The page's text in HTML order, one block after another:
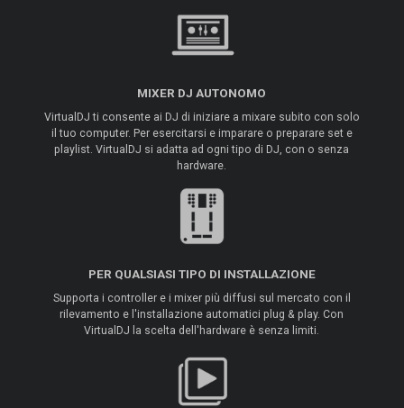
MIXER DJ AUTONOMO
VirtualDJ ti consente ai DJ di iniziare a mixare subito con solo
il tuo computer. Per esercitarsi e imparare o preparare set e
playlist. VirtualDJ si adatta ad ogni tipo di DJ, con o senza
hardware.
PER QUALSIASI TIPO DI INSTALLAZIONE
Supporta i controller e i mixer più diffusi sul mercato con il
rilevamento e l'installazione automatici plug & play. Con
VirtualDJ la scelta dell'hardware è senza limiti.